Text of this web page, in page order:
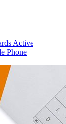
Active
Phone